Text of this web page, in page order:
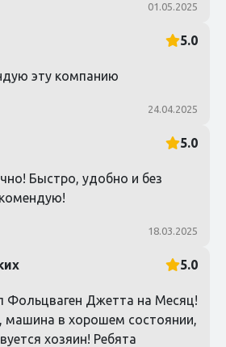
01.05.2025
5.0
эту компанию
24.04.2025
5.0
Быстро, удобно и без
18.03.2025
5.0
Фольцваген Джетта на Месяц!
машина в хорошем состоянии,
хозяин! Ребята